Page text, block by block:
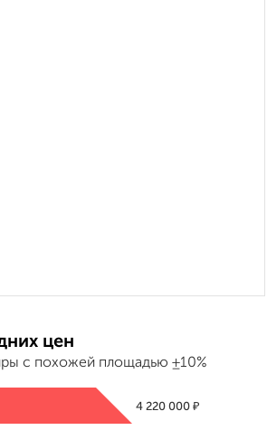
цен
с похожей площадью ±10%
4 220 000₽